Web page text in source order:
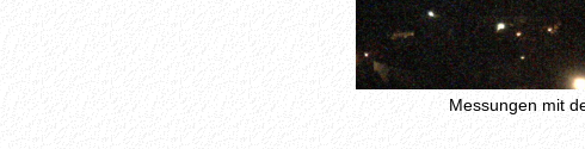
Messungen mit